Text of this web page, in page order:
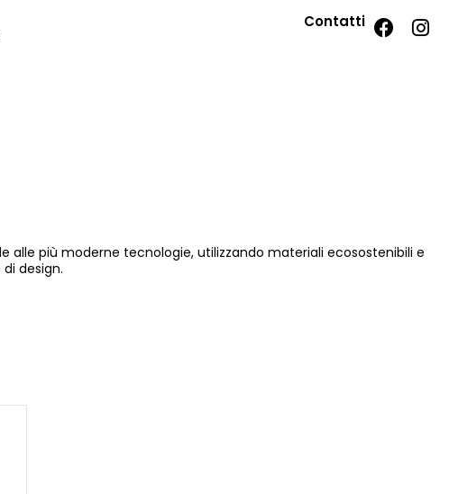
Contatti
alle più moderne tecnologie, utilizzando materiali ecosostenibili e
design.